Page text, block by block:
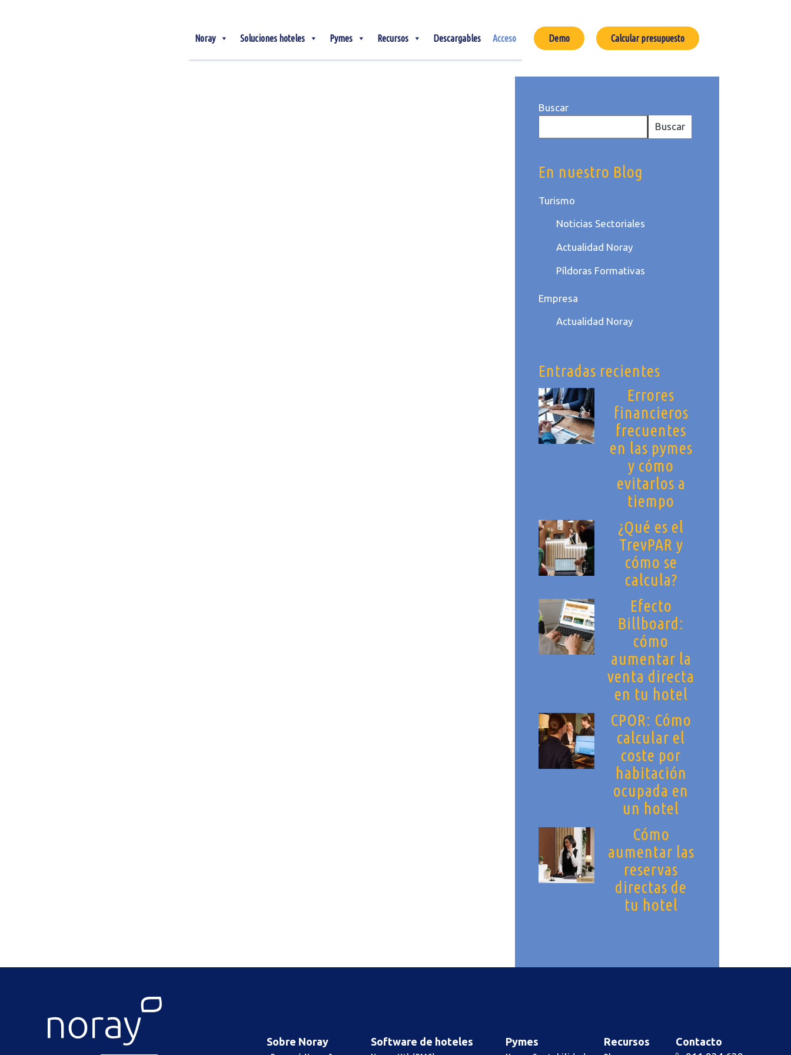
Noray Soluciones hoteles Pymes Recursos Descargables Acceso Demo Calcular presupuesto
Buscar
Buscar
En nuestro Blog
Turismo
Noticias Sectoriales
Actualidad Noray
Píldoras Formativas
Empresa
Actualidad Noray
Entradas recientes
Errores
financieros
frecuentes
en las pymes
y cómo
evitarlos a
tiempo
¿Qué es el
TrevPAR y
cómo se
calcula?
Efecto
Billboard:
cómo
aumentar la
venta directa
en tu hotel
CPOR: Cómo
calcular el
coste por
habitación
ocupada en
un hotel
Cómo
aumentar las
reservas
directas de
tu hotel
Sobre Noray Software de hoteles Pymes Recursos Contacto